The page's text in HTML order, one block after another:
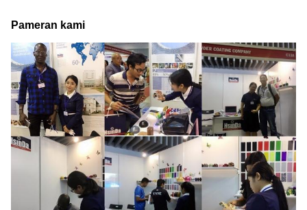
Pameran kami